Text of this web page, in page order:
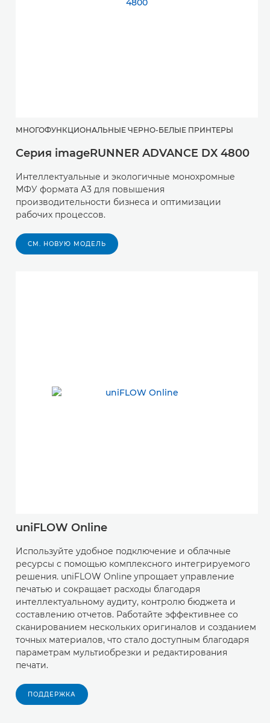
МНОГОФУНКЦИОНАЛЬНЫЕ ЧЕРНО-БЕЛЫЕ ПРИНТЕРЫ
Серия imageRUNNER ADVANCE DX 4800
Интеллектуальные и экологичные монохромные
МФУ формата A3 для повышения
производительности бизнеса и оптимизации
рабочих процессов.
СМ. НОВУЮ МОДЕЛЬ
uniFLOW Online
Используйте удобное подключение и облачные
ресурсы с помощью комплексного интегрируемого
решения. uniFLOW Online упрощает управление
печатью и сокращает расходы благодаря
интеллектуальному аудиту, контролю бюджета и
составлению отчетов. Работайте эффективнее со
сканированием нескольких оригиналов и созданием
точных материалов, что стало доступным благодаря
параметрам мультиобрезки и редактирования
печати.
ПОДДЕРЖКА